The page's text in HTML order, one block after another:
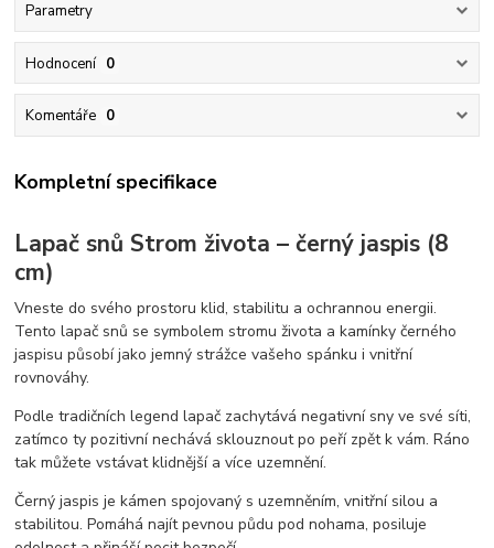
Parametry
Hodnocení 0
Komentáře 0
Kompletní specifikace
Lapač snů Strom života – černý jaspis (8
cm)
Vneste do svého prostoru klid, stabilitu a ochrannou energii.
Tento lapač snů se symbolem stromu života a kamínky černého
jaspisu působí jako jemný strážce vašeho spánku i vnitřní
rovnováhy.
Podle tradičních legend lapač zachytává negativní sny ve své síti,
zatímco ty pozitivní nechává sklouznout po peří zpět k vám. Ráno
tak můžete vstávat klidnější a více uzemnění.
Černý jaspis je kámen spojovaný s uzemněním, vnitřní silou a
stabilitou. Pomáhá najít pevnou půdu pod nohama, posiluje